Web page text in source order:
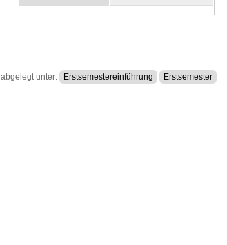
abgelegt unter: Erstsemestereinführung Erstsemester